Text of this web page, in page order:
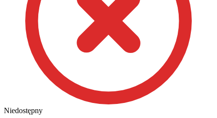
Niedostępny